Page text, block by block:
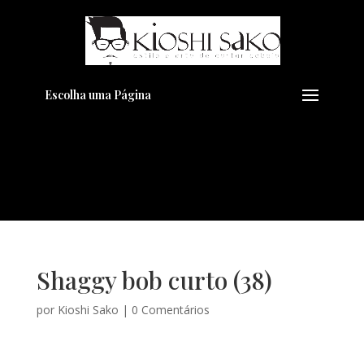
Escolha uma Página
Shaggy bob curto (38)
por Kioshi Sako | 0 Comentários
Pensando em transformar seu
Visual??